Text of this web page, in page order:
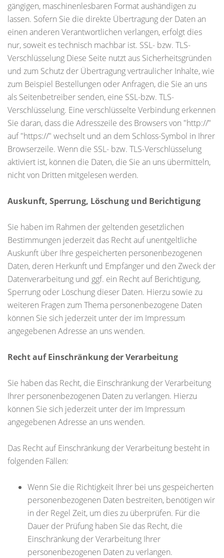
gängigen, maschinenlesbaren Format aushändigen zu
lassen. Sofern Sie die direkte Übertragung der Daten an
einen anderen Verantwortlichen verlangen, erfolgt dies
nur, soweit es technisch machbar ist. SSL- bzw. TLS-
Verschlüsselung Diese Seite nutzt aus Sicherheitsgründen
und zum Schutz der Übertragung vertraulicher Inhalte, wie
zum Beispiel Bestellungen oder Anfragen, die Sie an uns
als Seitenbetreiber senden, eine SSL-bzw. TLS-
Verschlüsselung. Eine verschlüsselte Verbindung erkennen
Sie daran, dass die Adresszeile des Browsers von "http://"
auf "https://" wechselt und an dem Schloss-Symbol in Ihrer
Browserzeile. Wenn die SSL- bzw. TLS-Verschlüsselung
aktiviert ist, können die Daten, die Sie an uns übermitteln,
nicht von Dritten mitgelesen werden.
Auskunft, Sperrung, Löschung und Berichtigung
Sie haben im Rahmen der geltenden gesetzlichen
Bestimmungen jederzeit das Recht auf unentgeltliche
Auskunft über Ihre gespeicherten personenbezogenen
Daten, deren Herkunft und Empfänger und den Zweck der
Datenverarbeitung und ggf. ein Recht auf Berichtigung,
Sperrung oder Löschung dieser Daten. Hierzu sowie zu
weiteren Fragen zum Thema personenbezogene Daten
können Sie sich jederzeit unter der im Impressum
angegebenen Adresse an uns wenden.
Recht auf Einschränkung der Verarbeitung
Sie haben das Recht, die Einschränkung der Verarbeitung
Ihrer personenbezogenen Daten zu verlangen. Hierzu
können Sie sich jederzeit unter der im Impressum
angegebenen Adresse an uns wenden.
Das Recht auf Einschränkung der Verarbeitung besteht in
folgenden Fällen:
Wenn Sie die Richtigkeit Ihrer bei uns gespeicherten
personenbezogenen Daten bestreiten, benötigen wir
in der Regel Zeit, um dies zu überprüfen. Für die
Dauer der Prüfung haben Sie das Recht, die
Einschränkung der Verarbeitung Ihrer
personenbezogenen Daten zu verlangen.